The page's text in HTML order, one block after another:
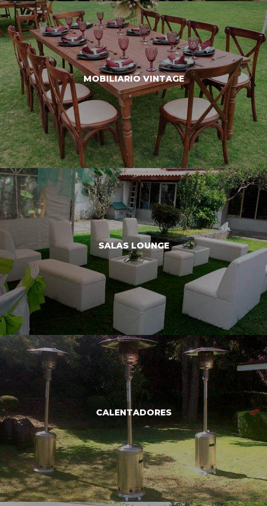
RENTA Y VENTA DE SILLAS Y MESAS
VER MÁS
MOBILIARIO VINTAGE
RENTA Y VENTA DE MOBILIARIO VINTAGE
VER MÁS
SALAS LOUNGE
RENTA Y VENTA DE MOBILIARIO VINTAGE
VER MÁS
CALENTADORES